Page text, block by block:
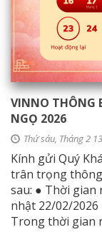
VINNO THÔNG
NGỌ 2026
Thứ sáu, Tháng 2
Kính gửi Quý
trân trọng
sau: ● Thời gian
nhật 22/02/2026
Trong thời gian